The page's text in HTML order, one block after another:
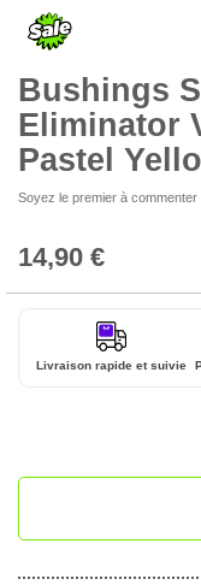
beginning
of
images
gallery
Bushings
Eliminator
Pastel
Soyez le premier à commenter
14,90 €
Livraison rapide et suivie